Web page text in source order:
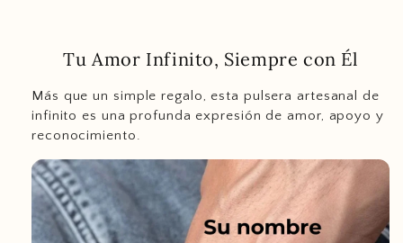
Tu Amor Infinito, Siempre con Él
Más que un simple regalo, esta pulsera artesanal de
infinito es una profunda expresión de amor, apoyo y
reconocimiento.